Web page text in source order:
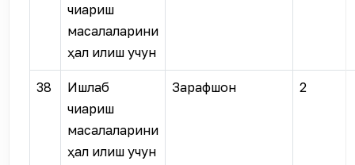
чиқариш
масалаларини
ҳал қилиш учун
38
Ишлаб
чиқариш
масалаларини
ҳал қилиш учун
Зарафшон 2